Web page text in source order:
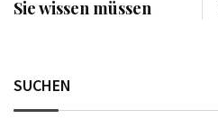
Sie wissen müssen
SUCHEN